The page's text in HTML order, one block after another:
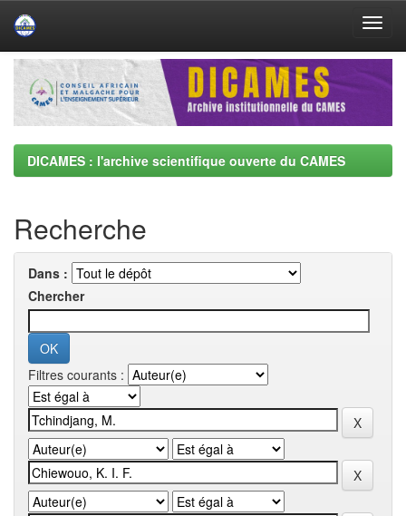
Skip
navigation
DICAMES : l'archive scientifique ouverte du CAMES
Recherche
Dans :
Chercher
Filtres courants :